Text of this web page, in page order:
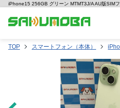
iPhone15 256GB グリーン MTMT3J/A AU版SIM
TOP スマートフォン（本体）